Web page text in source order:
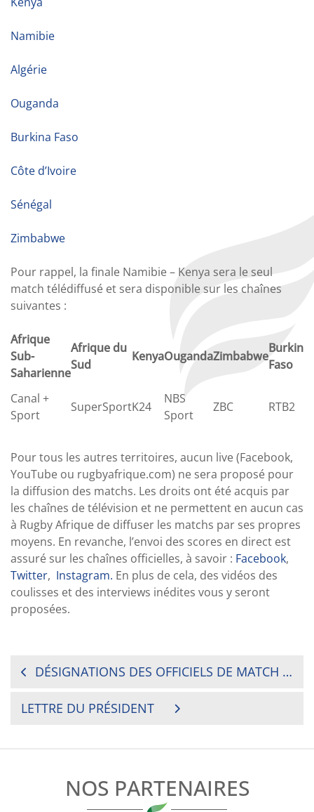
Namibie
Algérie
Ouganda
Burkina Faso
Côte d’Ivoire
Sénégal
Zimbabwe
Pour rappel, la finale Namibie – Kenya sera le seul
match télédiffusé et sera disponible sur les chaînes
suivantes :
Afrique
Sub-
Saharienne
Afrique du
Sud
KenyaOugandaZimbabwe
Burkina
Faso
Canal +
Sport
SuperSportK24
NBS
Sport
ZBC RTB2
Pour tous les autres territoires, aucun live (Facebook,
YouTube ou rugbyafrique.com) ne sera proposé pour
la diffusion des matchs. Les droits ont été acquis par
les chaînes de télévision et ne permettent en aucun cas
à Rugby Afrique de diffuser les matchs par ses propres
moyens. En revanche, l’envoi des scores en direct est
assuré sur les chaînes officielles, à savoir : Facebook,
Twitter, Instagram. En plus de cela, des vidéos des
coulisses et des interviews inédites vous y seront
proposées.
NAVIGATION
DÉSIGNATIONS DES OFFICIELS DE MATCH POUR LES FINALES
LETTRE DU PRÉSIDENT
NOS PARTENAIRES